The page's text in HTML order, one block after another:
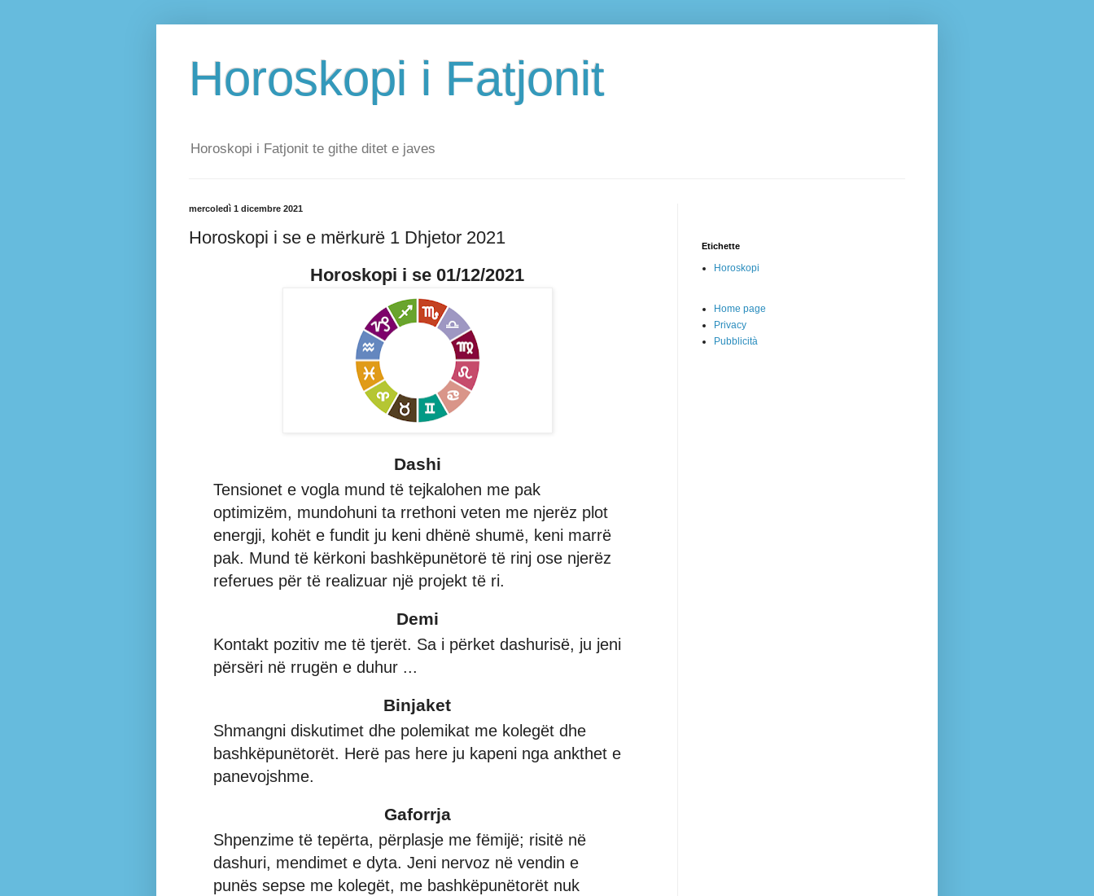
Horoskopi i Fatjonit
Horoskopi i Fatjonit te githe ditet e javes
mercoledì 1 dicembre 2021
Horoskopi i se e mërkurë 1 Dhjetor 2021
Horoskopi i se 01/12/2021
Dashi
Tensionet e vogla mund të tejkalohen me pak
optimizëm, mundohuni ta rrethoni veten me njerëz plot
energji, kohët e fundit ju keni dhënë shumë, keni marrë
pak. Mund të kërkoni bashkëpunëtorë të rinj ose njerëz
referues për të realizuar një projekt të ri.
Demi
Kontakt pozitiv me të tjerët. Sa i përket dashurisë, ju jeni
përsëri në rrugën e duhur ...
Binjaket
Shmangni diskutimet dhe polemikat me kolegët dhe
bashkëpunëtorët. Herë pas here ju kapeni nga ankthet e
panevojshme.
Gaforrja
Shpenzime të tepërta, përplasje me fëmijë; risitë në
dashuri, mendimet e dyta. Jeni nervoz në vendin e
punës sepse me kolegët, me bashkëpunëtorët nuk
Etichette
Horoskopi
Home page
Privacy
Pubblicità